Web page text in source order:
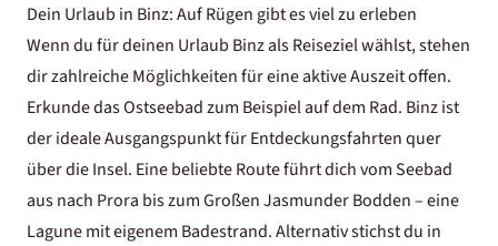
Dein Urlaub in Binz: Auf Rügen gibt es viel zu erleben
Wenn du für deinen Urlaub Binz als Reiseziel wählst, stehen
dir zahlreiche Möglichkeiten für eine aktive Auszeit offen.
Erkunde das Ostseebad zum Beispiel auf dem Rad. Binz ist
der ideale Ausgangspunkt für Entdeckungsfahrten quer
über die Insel. Eine beliebte Route führt dich vom Seebad
aus nach Prora bis zum Großen Jasmunder Bodden – eine
Lagune mit eigenem Badestrand. Alternativ stichst du in